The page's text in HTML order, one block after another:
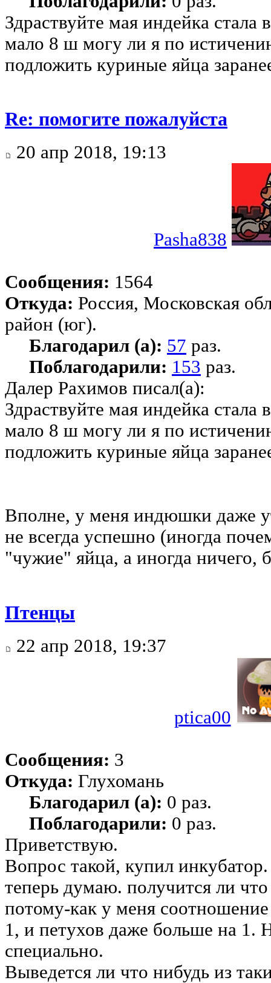
Здраствуйте мая индейка
мало 8 ш могу ли я по
подложить куриные яйца
Re: помогите пожалуйста
20 апр 2018, 19:13
Pasha838
Сообщения: 1564
Откуда: Россия, Московская
район (юг).
Благодарил (а): 57 раз.
Поблагодарили: 153 раз.
Далер Рахимов писал(а):
Здраствуйте мая индейка
мало 8 ш могу ли я по
подложить куриные яйца
Вполне, у меня индюшки даже
не всегда успешно (иногда
"чужие" яйца, а иногда ничего,
Птенцы
22 апр 2018, 19:37
ptica00
Сообщения: 3
Откуда: Глухомань
Благодарил (а): 0 раз.
Поблагодарили: 0 раз.
Приветствую.
Вопрос такой, купил
теперь думаю. получится ли
потому-как у меня
1, и петухов даже больше на 1.
специально.
Выведется ли что нибудь из